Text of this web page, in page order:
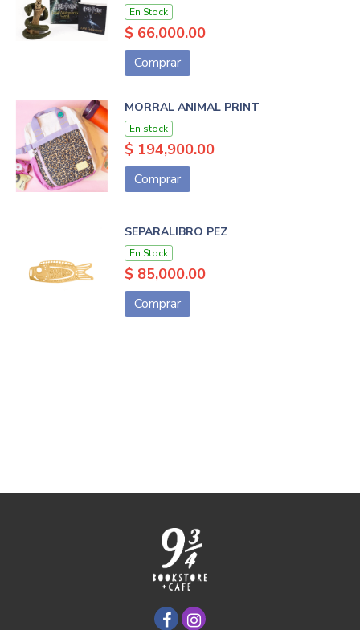
En Stock
$ 66,000.00
Comprar
MORRAL ANIMAL PRINT
En stock
$ 194,900.00
Comprar
SEPARALIBRO PEZ
En Stock
$ 85,000.00
Comprar